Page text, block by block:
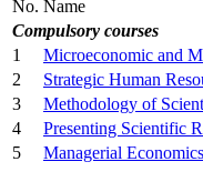
No. Name
Compulsory courses
1
Microeconomic and
2
Strategic Human
3
Methodology of
4
Presenting Scientific
5
Managerial Economics